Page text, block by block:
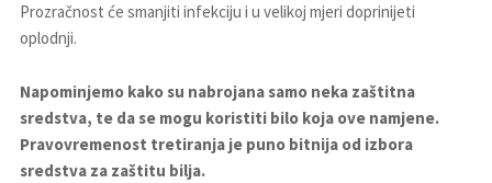
Prozračnost će smanjiti infekciju i u velikoj mjeri doprinijeti
oplodnji.
Napominjemo kako su nabrojana samo neka zaštitna
sredstva, te da se mogu koristiti bilo koja ove namjene.
Pravovremenost tretiranja je puno bitnija od izbora
sredstva za zaštitu bilja.